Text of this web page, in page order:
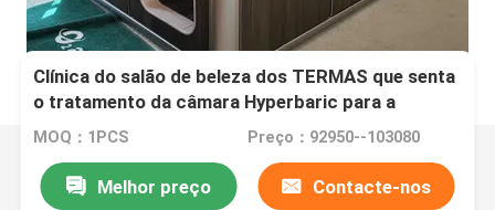
Clínica do salão de beleza dos TERMAS que senta
o tratamento da câmara Hyperbaric para a
recuperação de ferimento dos esportes
MOQ：1PCS Preço：92950--103080
Melhor preço Contacte-nos